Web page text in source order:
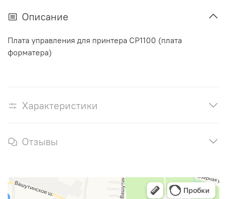
Описание
Плата управления для принтера CP1100 (плата
форматера)
Характеристики
Отзывы